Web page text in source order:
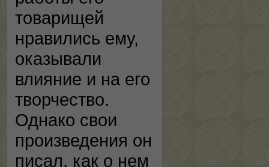
товарищей
нравились ему,
оказывали
влияние и на его
творчество.
Однако свои
произведения он
писал, как о нем